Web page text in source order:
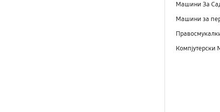
Машини Зa
Машини за
Компјутерски